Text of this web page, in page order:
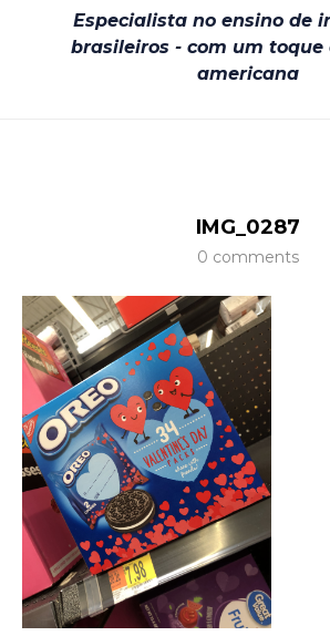
Especialista no ensino de
brasileiros - com um
americana
IMG_0287
0 comments